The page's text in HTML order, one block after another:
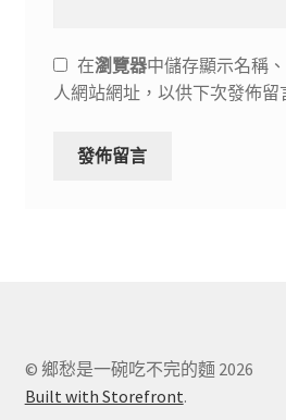
在瀏覽器中儲存顯示名稱
人網站網址，以供下次發佈留
© 鄉愁是一碗吃不完的麵 2026
Built with Storefront.